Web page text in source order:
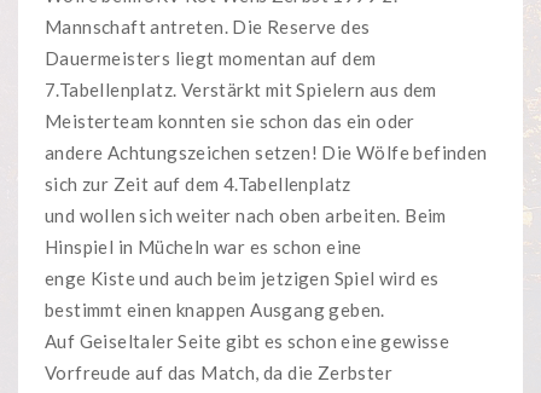
Mannschaft antreten. Die Reserve des
Dauermeisters liegt momentan auf dem
7.Tabellenplatz. Verstärkt mit Spielern aus dem
Meisterteam konnten sie schon das ein oder
andere Achtungszeichen setzen! Die Wölfe befinden
sich zur Zeit auf dem 4.Tabellenplatz
und wollen sich weiter nach oben arbeiten. Beim
Hinspiel in Mücheln war es schon eine
enge Kiste und auch beim jetzigen Spiel wird es
bestimmt einen knappen Ausgang geben.
Auf Geiseltaler Seite gibt es schon eine gewisse
Vorfreude auf das Match, da die Zerbster